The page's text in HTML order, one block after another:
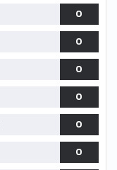
0
0
0
0
0
0